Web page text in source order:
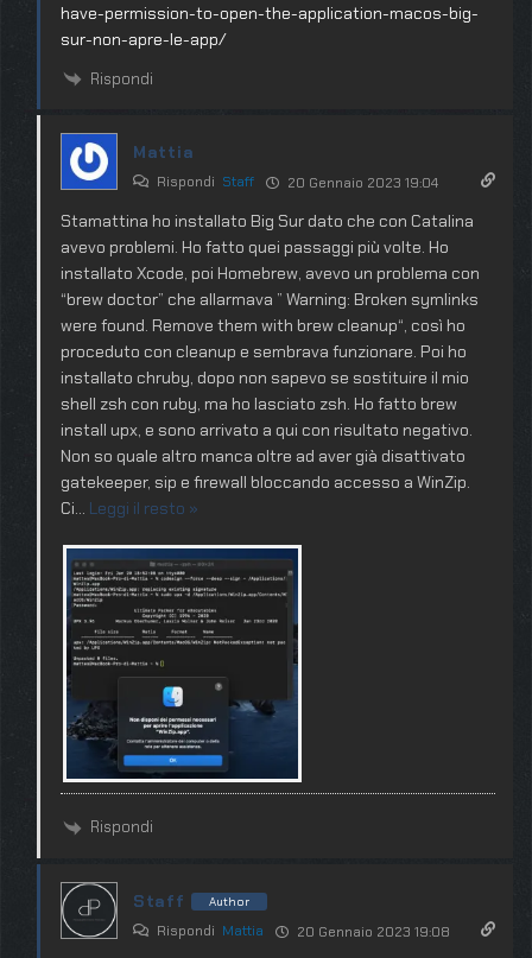
have-permission-to-open-the-application-macos-big-
sur-non-apre-le-app/
Rispondi
Mattia
Rispondi Staff 20 Gennaio 2023 19:04
Stamattina ho installato Big Sur dato che con Catalina
avevo problemi. Ho fatto quei passaggi più volte. Ho
installato Xcode, poi Homebrew, avevo un problema con
“brew doctor” che allarmava ” Warning: Broken symlinks
were found. Remove them with brew cleanup“, così ho
proceduto con cleanup e sembrava funzionare. Poi ho
installato chruby, dopo non sapevo se sostituire il mio
shell zsh con ruby, ma ho lasciato zsh. Ho fatto brew
install upx, e sono arrivato a qui con risultato negativo.
Non so quale altro manca oltre ad aver già disattivato
gatekeeper, sip e firewall bloccando accesso a WinZip.
Ci… Leggi il resto »
Rispondi
Staff Author
Rispondi Mattia 20 Gennaio 2023 19:08